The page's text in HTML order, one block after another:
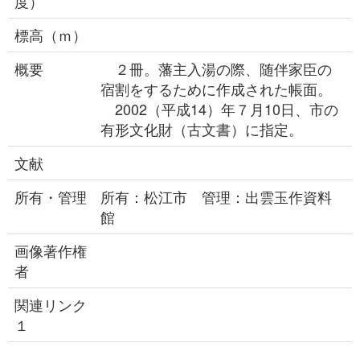
標高（ｍ）
概要
２冊。藩主入湯の際、随伴家臣の
宿割をするために作成された帳面。
2002（平成14）年７月10日、市の
有形文化財（古文書）に指定。
文献
所有・管理
所有：松江市 管理：出雲玉作資料
館
画像著作権
者
関連リンク
１